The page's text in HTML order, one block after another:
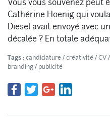
Vous vous souvenez peut
Cathérine Hoenig qui
Diesel avait envoyé avec
décalée ? En totale
Tags : candidature /créativité /CV/
branding/ publicité